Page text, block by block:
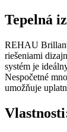
Tepelná
REHAU
riešeniami
systém je
Nespočetné
umožňuje